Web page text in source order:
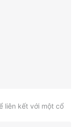
liên kết với một cổ